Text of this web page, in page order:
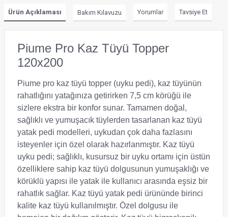
Ürün Açıklaması Bakım Kılavuzu Yorumlar Tavsiye Et
Piume Pro Kaz Tüyü Topper
120x200
Piume pro kaz tüyü topper (uyku pedi), kaz tüyünün
rahatlığını yatağınıza getirirken 7,5 cm körüğü ile
sizlere ekstra bir konfor sunar. Tamamen doğal,
sağlıklı ve yumuşacık tüylerden tasarlanan kaz tüyü
yatak pedi modelleri, uykudan çok daha fazlasını
isteyenler için özel olarak hazırlanmıştır. Kaz tüyü
uyku pedi; sağlıklı, kusursuz bir uyku ortamı için üstün
özelliklere sahip kaz tüyü dolgusunun yumuşaklığı ve
körüklü yapısı ile yatak ile kullanıcı arasında eşsiz bir
rahatlık sağlar. Kaz tüyü yatak pedi ürününde birinci
kalite kaz tüyü kullanılmıştır. Özel dolgusu ile